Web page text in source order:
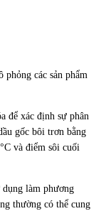
phỏng các sản phẩm
để xác định sự phân
gốc bôi trơn bằng
và điểm sôi cuối
dụng làm phương
thường có thể cung